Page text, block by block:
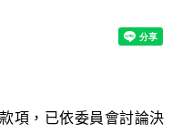
項，已依委員會討論決